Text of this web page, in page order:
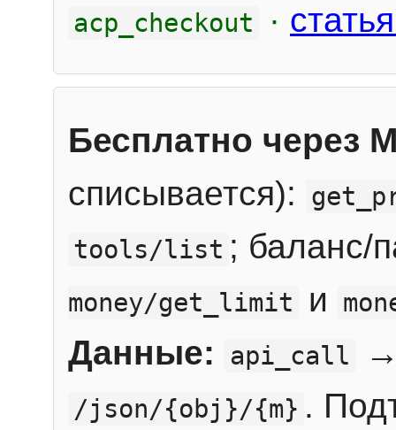
acp_checkout ·
Бесплатно через
списывается):
tools/list ; баланс/
money/get_limit и
Данные: api_call
/json/{obj}/{m} .